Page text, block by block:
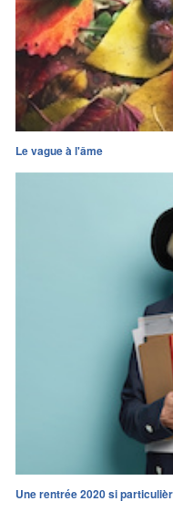
Le vague à l'âme
Une rentrée 2020 si